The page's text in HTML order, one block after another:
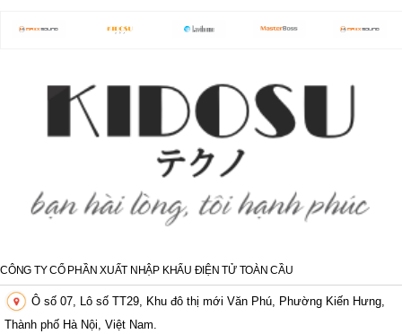
CÔNG TY CỔ PHẦN XUẤT NHẬP KHẨU ĐIỆN TỬ TOÀN CẦU
Ô số 07, Lô số TT29, Khu đô thị mới Văn Phú, Phường Kiến Hưng,
Thành phố Hà Nội, Việt Nam.